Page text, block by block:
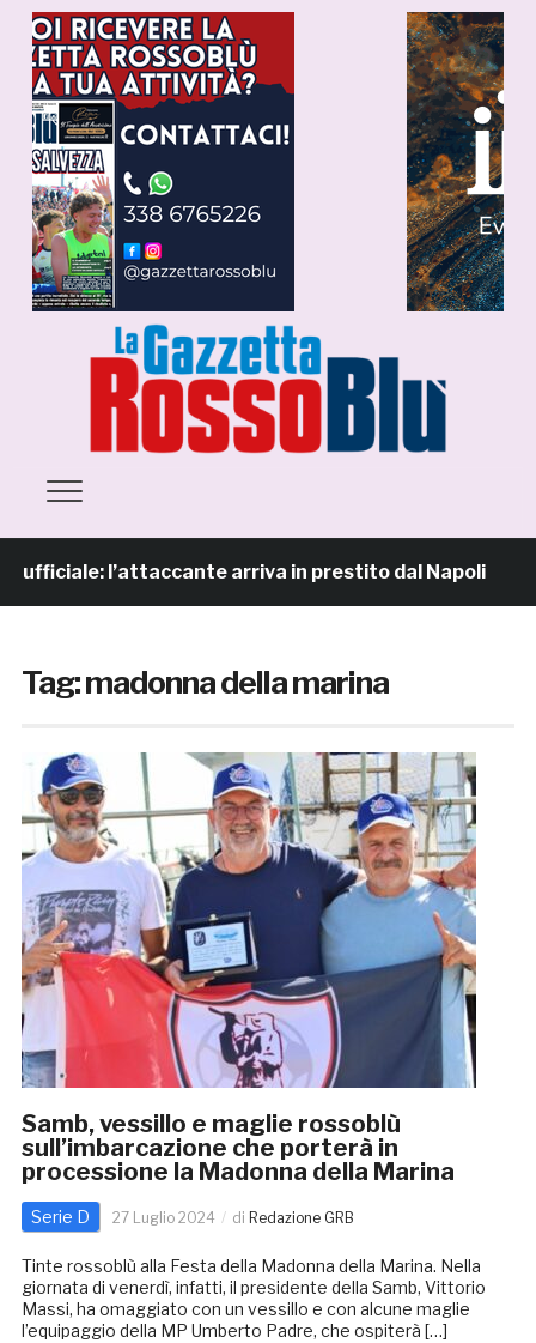
l’attaccante arriva in prestito dal Napoli
Tag:madonna della marina
Samb, vessillo e maglie rossoblù
sull’imbarcazione che porterà in
processione la Madonna della Marina
Serie D 27 Luglio 2024 di Redazione GRB
Tinte rossoblù alla Festa della Madonna della Marina. Nella
giornata di venerdì, infatti, il presidente della Samb, Vittorio
Massi, ha omaggiato con un vessillo e con alcune maglie
l’equipaggio della MP Umberto Padre, che ospiterà […]